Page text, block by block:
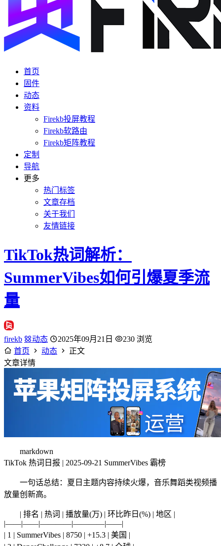
首页
固件
动态
资料
Firekb投屏教程
Firekb软路由
Firekb矩阵教程
定制
导航
更多
热门标签
文章存档
关于我们
友情链接
TikTok热词解析：
SummerVibes如何引爆夏季流
量
firekb 动态 2025年09月21日
230 浏览
首页
动态
正文
文章详情
markdown
TikTok 热词日报 | 2025-09-21 SummerVibes 霸榜
一句话总结：夏日主题内容持续火爆，音乐舞蹈类视频播
放量创新高。
| 排名 | 热词 | 播放量(万) | 环比昨日(%) | 地区 |
|——|——|————|————|——|
| 1 | SummerVibes | 8750 | +15.3 | 美国 |